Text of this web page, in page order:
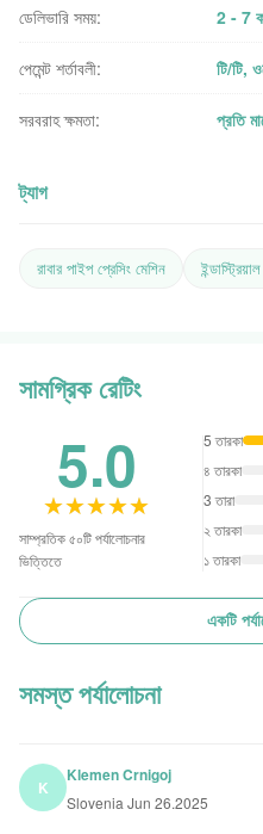
ডেলিভারি সময়: 2 - 7
পেমেন্ট শর্তাবলী: টি/টি,
সরবরাহ ক্ষমতা: প্রতি
ট্যাগ
রাবার পাইপ প্রেসিং মেশিন
সামগ্রিক রেটিং
5.0
★★★★★
★★★★★
সাম্প্রতিক ৫০টি পর্যালোচনার
ভিত্তিতে
5 তারকা
৪ তারকা
3 তারা
২ তারকা
১ তারকা
একটি
সমস্ত পর্যালোচনা
K
Klemen Crnigoj
Slovenia Jun 26.2025